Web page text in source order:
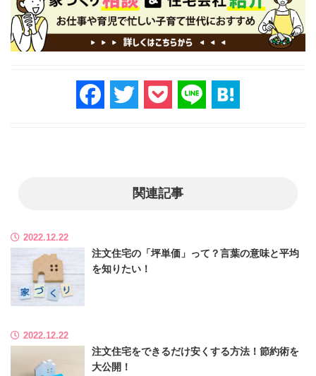
F
a
k
T
wi
P
o
Li
n
関連記事
2022.12.22
注文住宅の「坪単価」って？言葉の意味と平均
を知りたい！
2022.12.22
注文住宅をできるだけ安くする方法！節約術を
大公開！